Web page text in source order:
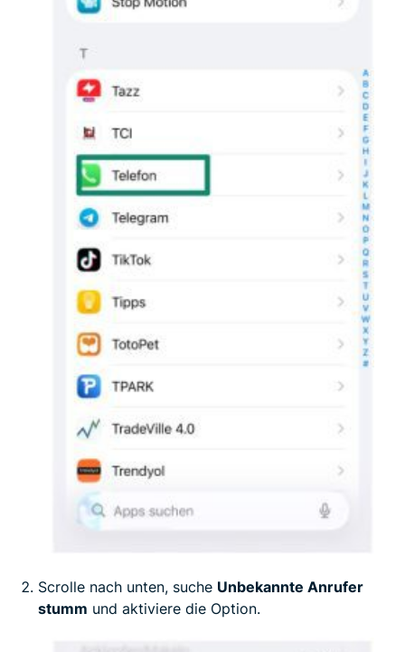
Scrolle nach unten, suche Unbekannte Anrufer
stumm und aktiviere die Option.